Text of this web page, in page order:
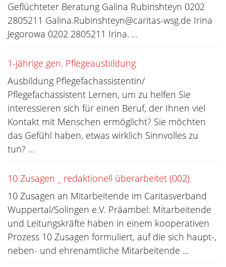
Geflüchteter Beratung Galina Rubinshteyn 0202
2805211 Galina.Rubinshteyn@caritas-wsg.de Irina
Jegorowa 0202 2805211 Irina. ...
1-jährige gen. Pflegeausbildung
Ausbildung Pflegefachassistentin/
Pflegefachassistent Lernen, um zu helfen Sie
interessieren sich für einen Beruf, der Ihnen viel
Kontakt mit Menschen ermöglicht? Sie möchten
das Gefühl haben, etwas wirklich Sinnvolles zu
tun? ...
10 Zusagen _ redaktionell überarbeitet (002)
10 Zusagen an Mitarbeitende im Caritasverband
Wuppertal/Solingen e.V. Präambel: Mitarbeitende
und Leitungskräfte haben in einem kooperativen
Prozess 10 Zusagen formuliert, auf die sich haupt-,
neben- und ehrenamtliche Mitarbeitende ...